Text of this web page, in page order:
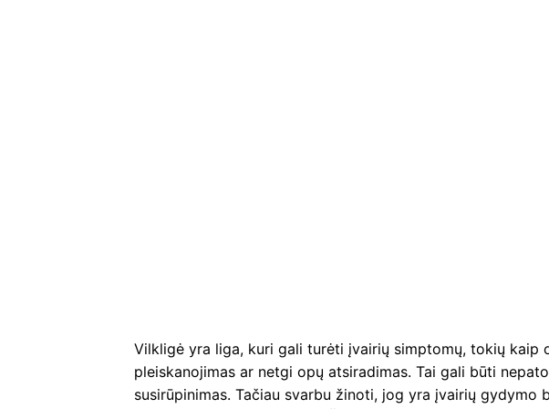
Vilkligė yra liga, kuri gali turėti įvairių simptomų, tokių kaip
pleiskanojimas ar netgi opų atsiradimas. Tai gali būti
susirūpinimas. Tačiau svarbu žinoti, jog yra įvairių